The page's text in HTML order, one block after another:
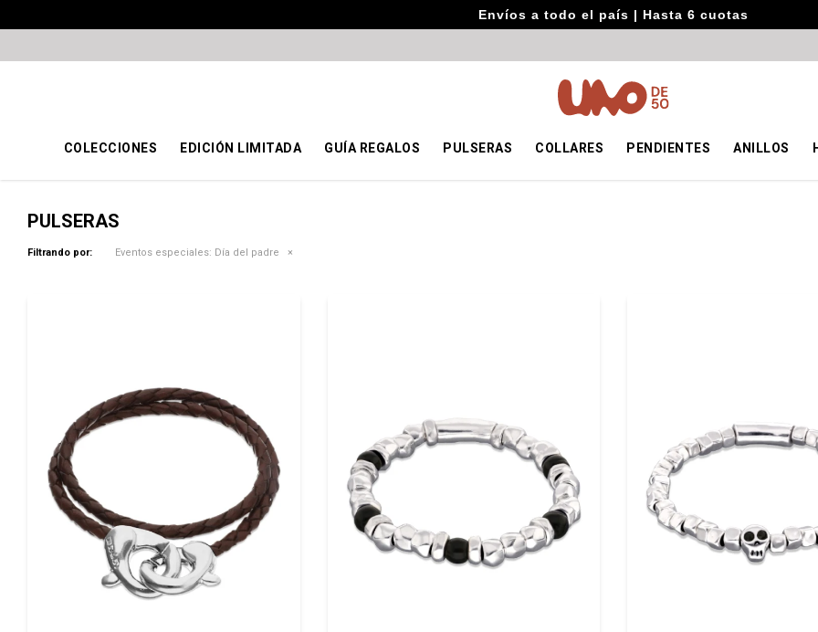
Envíos a todo el país | Hasta 6 cuotas
COLECCIONES EDICIÓN LIMITADA GUÍA REGALOS PULSERAS COLLARES PENDIENTES ANILLOS
PULSERAS
Filtrando por: Eventos especiales: Día del padre